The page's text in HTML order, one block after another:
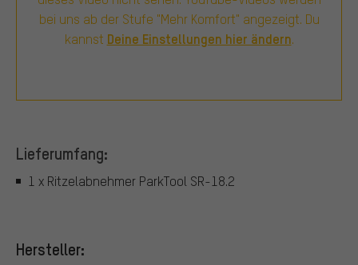
bei uns ab der Stufe "Mehr Komfort" angezeigt. Du
kannst Deine Einstellungen hier ändern.
Lieferumfang:
1 x Ritzelabnehmer ParkTool SR-18.2
Hersteller: